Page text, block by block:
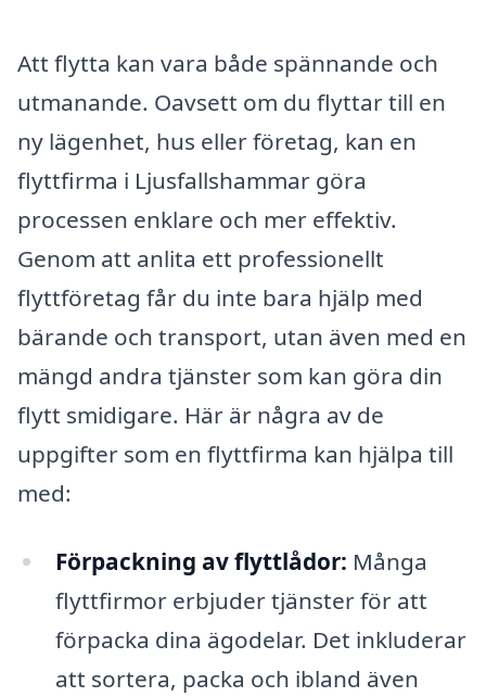
Att flytta kan vara både spännande och
utmanande. Oavsett om du flyttar till en
ny lägenhet, hus eller företag, kan en
flyttfirma i Ljusfallshammar göra
processen enklare och mer effektiv.
Genom att anlita ett professionellt
flyttföretag får du inte bara hjälp med
bärande och transport, utan även med en
mängd andra tjänster som kan göra din
flytt smidigare. Här är några av de
uppgifter som en flyttfirma kan hjälpa till
med:
Förpackning av flyttlådor: Många
flyttfirmor erbjuder tjänster för att
förpacka dina ägodelar. Det inkluderar
att sortera, packa och ibland även